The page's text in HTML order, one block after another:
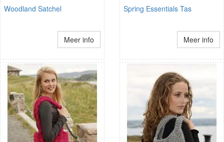
Woodland Satchel
Meer info
Spring Essentials Tas
Meer info